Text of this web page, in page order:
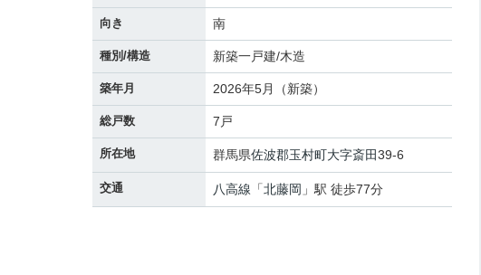
向き 南
種別/構造 新築一戸建/木造
築年月 2026年5月（新築）
総戸数 7戸
所在地 群馬県佐波郡玉村町大字斎田39-6
交通 八高線 「北藤岡 」駅 徒歩77分